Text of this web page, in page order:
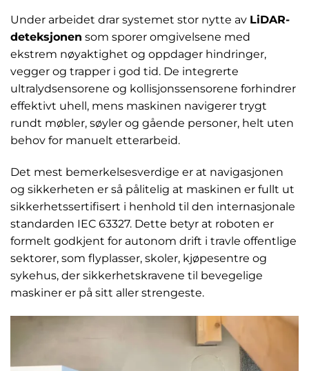
Under arbeidet drar systemet stor nytte av LiDAR-
deteksjonen som sporer omgivelsene med
ekstrem nøyaktighet og oppdager hindringer,
vegger og trapper i god tid. De integrerte
ultralydsensorene og kollisjonssensorene forhindrer
effektivt uhell, mens maskinen navigerer trygt
rundt møbler, søyler og gående personer, helt uten
behov for manuelt etterarbeid.
Det mest bemerkelsesverdige er at navigasjonen
og sikkerheten er så pålitelig at maskinen er fullt ut
sikkerhetssertifisert i henhold til den internasjonale
standarden IEC 63327. Dette betyr at roboten er
formelt godkjent for autonom drift i travle offentlige
sektorer, som flyplasser, skoler, kjøpesentre og
sykehus, der sikkerhetskravene til bevegelige
maskiner er på sitt aller strengeste.